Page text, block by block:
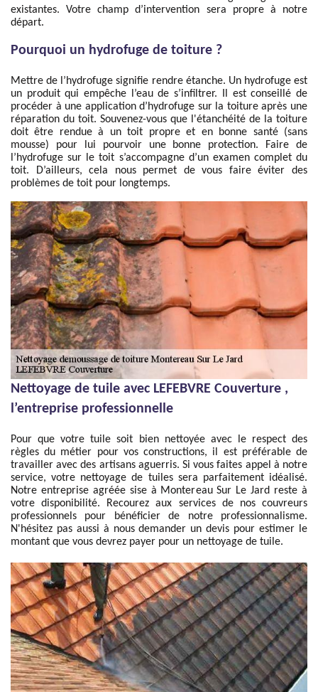
existantes. Votre champ d’intervention sera propre à notre
départ.
Pourquoi un hydrofuge de toiture ?
Mettre de l’hydrofuge signifie rendre étanche. Un hydrofuge est
un produit qui empêche l’eau de s’infiltrer. Il est conseillé de
procéder à une application d’hydrofuge sur la toiture après une
réparation du toit. Souvenez-vous que l'étanchéité de la toiture
doit être rendue à un toit propre et en bonne santé (sans
mousse) pour lui pourvoir une bonne protection. Faire de
l’hydrofuge sur le toit s’accompagne d’un examen complet du
toit. D’ailleurs, cela nous permet de vous faire éviter des
problèmes de toit pour longtemps.
Nettoyage de tuile avec LEFEBVRE Couverture ,
l’entreprise professionnelle
Pour que votre tuile soit bien nettoyée avec le respect des
règles du métier pour vos constructions, il est préférable de
travailler avec des artisans aguerris. Si vous faites appel à notre
service, votre nettoyage de tuiles sera parfaitement idéalisé.
Notre entreprise agréée sise à Montereau Sur Le Jard reste à
votre disponibilité. Recourez aux services de nos couvreurs
professionnels pour bénéficier de notre professionnalisme.
N'hésitez pas aussi à nous demander un devis pour estimer le
montant que vous devrez payer pour un nettoyage de tuile.